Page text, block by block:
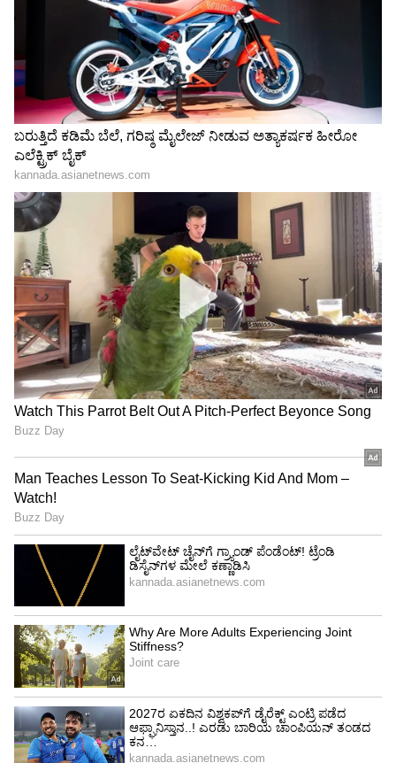
ರಾಯಚೂರು ಮದುವೆ ಸಂಭ್ರಮ ಕಸಿದ ಡಿಜೆ, ಮೆರವಣಿಗೆ
ವೇಳೆ ಸದ್ದಿನ ಗದ್ದಲ, ಎರಡು ಕುಟುಂಬದ ನಡುವೆ
ಮಾರಾಮಾರಿ
ಬೆಂಗಳೂರಿನ ನಡು ರಸ್ತೆಯಲ್ಲಿ ಮಾರಾಕಾಸ್ತ್ರ ಹಿಡಿದು
ಗುಂಪುಗಳ ನಡುವೆ ಮಾರಾಮಾರಿ
3
Image Credit :Our Own
ಯುವಕ ಗಂಭೀರವಾಗಿ ಗಾಯಗೊಂಡು ಸಾವು
ನೂಕು ನುಗ್ಗಲು ಕಾರಣ ಇದರ ನಡುವೆ ಯುವಕನೊಬ್ಬನ ಬಟ್ಟೆ
ಮೇಲೆ ಚಿಕನ್ ಸಾರು ಚೆಲ್ಲಿದೆ. ಈ ವಿಚಾರಕ್ಕೆ ವಾಗ್ವಾದ
ಶುರುವಾಗಿದೆ. ಎರಡು ಗುಂಪುಗಳ ನಡುವೆ ಮಾರಾಮಾರಿ
ನಡೆದಿದೆ. ಈ ಜಟಾಪಟಿಯಲ್ಲಿ ಎರಡು ಗುಂಪುಗಳು ಸಿಕ್ಕ ಸಿಕ್ಕ
ವಸ್ತುಗಳಿಂದ ದಾಳಿ ಮಾಡಿದ್ದಾರೆ. ಘಟನೆಯಲ್ಲಿ ವರನ
ಕಡೆಯಿಂದ ಮದುವೆಗೆ ಆಗಮಿಸಿದ್ದ 26ರ ಹರೆಯದ ಸುಮಿತ್
ಕುಮಾರ್ ಗಂಭೀರವಾಗಿ ಗಾಯಗೊಂಡು ಮೃತಪಟ್ಟ ಘಟನೆ
ನಡೆದಿದೆ.